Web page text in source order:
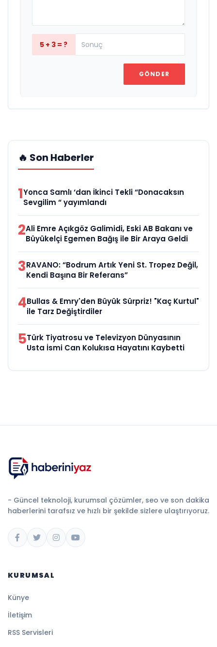
5 + 3 = ?
GÖNDER
🔥 Son Haberler
1Yonca Samlı ‘dan İkinci Tekli “Donacaksın
Sevgilim “ yayımlandı
2Ali Emre Açıkgöz Galimidi, Eski AB Bakanı ve
Büyükelçi Egemen Bağış ile Bir Araya Geldi
3RAVANO: “Bodrum Artık Yeni St. Tropez Değil,
Kendi Başına Bir Referans”
4Bullas & Emry'den Büyük Sürpriz! "Kaç Kurtul"
ile Tarz Değiştirdiler
5Türk Tiyatrosu ve Televizyon Dünyasının
Usta İsmi Can Kolukısa Hayatını Kaybetti
- Güncel teknoloji, kurumsal çözümler, seo ve son dakika
haberlerini tarafsız ve hızlı bir şekilde sizlere ulaştırıyoruz.
KURUMSAL
Künye
İletişim
RSS Servisleri